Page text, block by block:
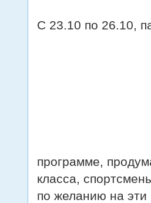
С 23.10 по 26.10,
программе,
класса,
по желанию на эти